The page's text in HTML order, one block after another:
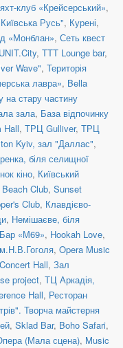
клуб «Крейсерський»,
Русь", Курені,
«Монблан», Сеть квест
UNIT.City, TTT Lounge bar,
Wave", Територія
лавра», Bella
на стару частину
зала, База відпочинку
Hall, ТРЦ Gulliver, ТРЦ
Kyiv, зал "Даллас",
біля селищної
кіно, Київський
Club, Sunset
Club, Клавдієво-
, Немішаєве, біля
Бар «М69», Hookah Love,
, Opera Music
Hall, Зал
project, ТЦ Аркадія,
Hall, Ресторан
Творча майстерня
, Sklad Bar, Boho Safari,
(Мала сцена), Music